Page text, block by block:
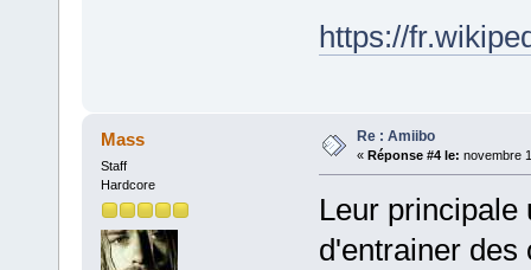
https://
Mass
Staff
Hardcore
Re : Amiibo
« Réponse #4 le: novembre
Leur principale
d'entrainer des